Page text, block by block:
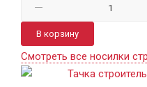
В корзину
Смотреть все носилки